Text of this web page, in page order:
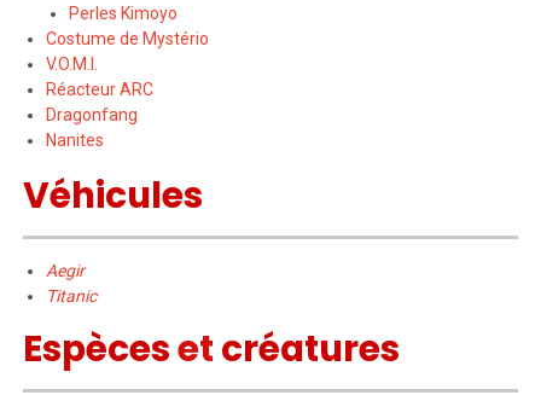
Perles Kimoyo
Costume de Mystério
V.O.M.I.
Réacteur ARC
Dragonfang
Nanites
Véhicules
Aegir
Titanic
Espècesetcréatures